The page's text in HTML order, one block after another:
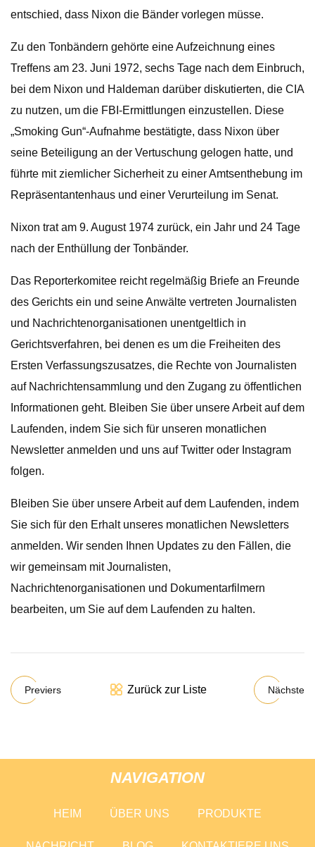
entschied, dass Nixon die Bänder vorlegen müsse.
Zu den Tonbändern gehörte eine Aufzeichnung eines
Treffens am 23. Juni 1972, sechs Tage nach dem Einbruch,
bei dem Nixon und Haldeman darüber diskutierten, die CIA
zu nutzen, um die FBI-Ermittlungen einzustellen. Diese
„Smoking Gun“-Aufnahme bestätigte, dass Nixon über
seine Beteiligung an der Vertuschung gelogen hatte, und
führte mit ziemlicher Sicherheit zu einer Amtsenthebung im
Repräsentantenhaus und einer Verurteilung im Senat.
Nixon trat am 9. August 1974 zurück, ein Jahr und 24 Tage
nach der Enthüllung der Tonbänder.
Das Reporterkomitee reicht regelmäßig Briefe an Freunde
des Gerichts ein und seine Anwälte vertreten Journalisten
und Nachrichtenorganisationen unentgeltlich in
Gerichtsverfahren, bei denen es um die Freiheiten des
Ersten Verfassungszusatzes, die Rechte von Journalisten
auf Nachrichtensammlung und den Zugang zu öffentlichen
Informationen geht. Bleiben Sie über unsere Arbeit auf dem
Laufenden, indem Sie sich für unseren monatlichen
Newsletter anmelden und uns auf Twitter oder Instagram
folgen.
Bleiben Sie über unsere Arbeit auf dem Laufenden, indem
Sie sich für den Erhalt unseres monatlichen Newsletters
anmelden. Wir senden Ihnen Updates zu den Fällen, die
wir gemeinsam mit Journalisten,
Nachrichtenorganisationen und Dokumentarfilmern
bearbeiten, um Sie auf dem Laufenden zu halten.
Previers Zurück zur Liste Nächste
NAVIGATION
HEIM ÜBER UNS PRODUKTE